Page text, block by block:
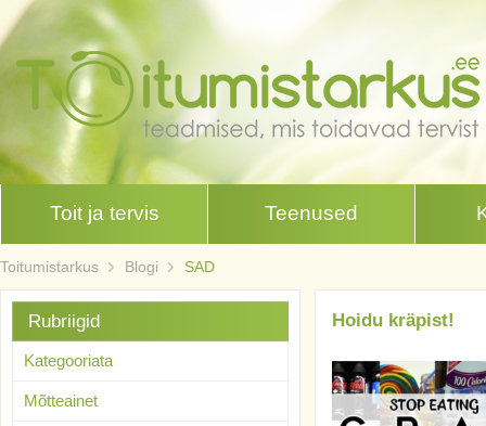
Toit ja tervis Teenused
Toitumistarkus Blogi SAD
Hoidu kräpist!
Rubriigid
Kategooriata
Mõtteainet